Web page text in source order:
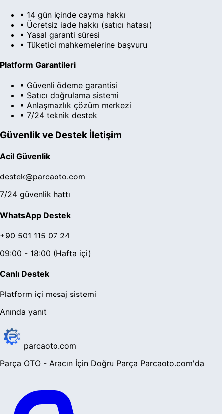
• 14 gün içinde cayma hakkı
• Ücretsiz iade hakkı (satıcı hatası)
• Yasal garanti süresi
• Tüketici mahkemelerine başvuru
Platform Garantileri
• Güvenli ödeme garantisi
• Satıcı doğrulama sistemi
• Anlaşmazlık çözüm merkezi
• 7/24 teknik destek
Güvenlik ve Destek İletişim
Acil Güvenlik
destek@parcaoto.com
7/24 güvenlik hattı
WhatsApp Destek
+90 501 115 07 24
09:00 - 18:00 (Hafta içi)
Canlı Destek
Platform içi mesaj sistemi
Anında yanıt
parcaoto.com
Parça OTO - Aracın İçin Doğru Parça Parcaoto.com'da